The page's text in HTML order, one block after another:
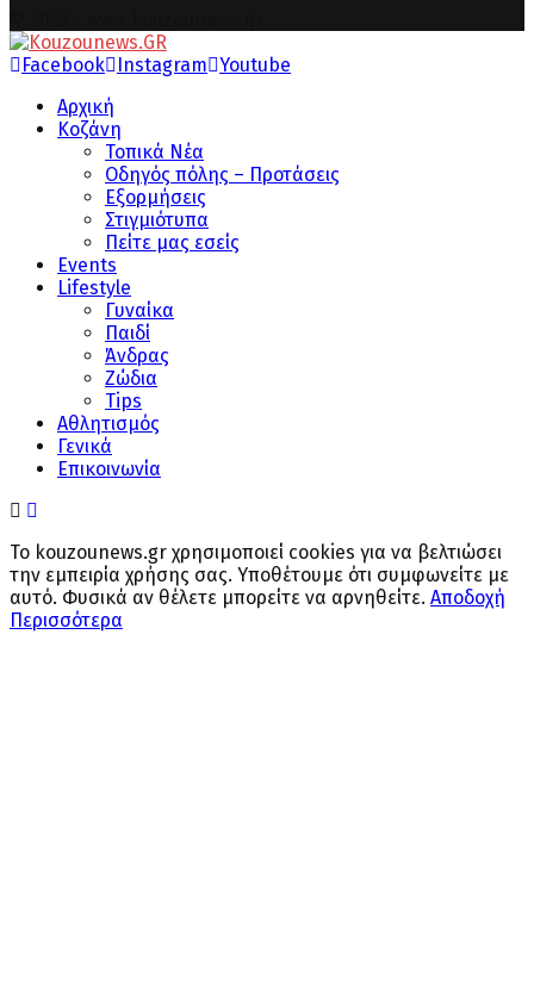
Facebook
Instagram Youtube
Αρχική
Κοζάνη
Τοπικά Νέα
Οδηγός πόλης – Προτάσεις
Εξορμήσεις
Στιγμιότυπα
Πείτε μας εσείς
Events
Lifestyle
Γυναίκα
Παιδί
Άνδρας
Ζώδια
Tips
Αθλητισμός
Γενικά
Επικοινωνία
Το kouzounews.gr χρησιμοποιεί cookies για να βελτιώσει
την εμπειρία χρήσης σας. Υποθέτουμε ότι συμφωνείτε με
αυτό. Φυσικά αν θέλετε μπορείτε να αρνηθείτε. Αποδοχή
Περισσότερα